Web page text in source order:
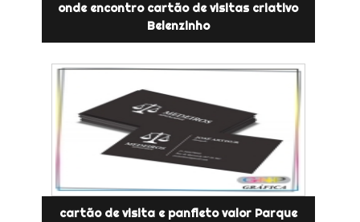
onde encontro cartão de visitas criativo
Belenzinho
cartão de visita e panfleto valor Parque